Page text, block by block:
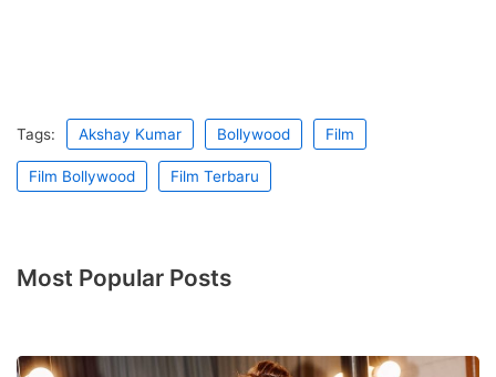
Tags: Akshay Kumar Bollywood Film
Film Bollywood Film Terbaru
Most Popular Posts